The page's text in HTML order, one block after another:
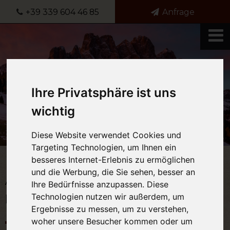
Ihre Privatsphäre ist uns
wichtig
Diese Website verwendet Cookies und
Targeting Technologien, um Ihnen ein
besseres Internet-Erlebnis zu ermöglichen
und die Werbung, die Sie sehen, besser an
Ihre Bedürfnisse anzupassen. Diese
Technologien nutzen wir außerdem, um
Ergebnisse zu messen, um zu verstehen,
woher unsere Besucher kommen oder um
Anfrage
+39 339 604 46 85
Anfragen & Urlaub in den
Dolomiten genießen